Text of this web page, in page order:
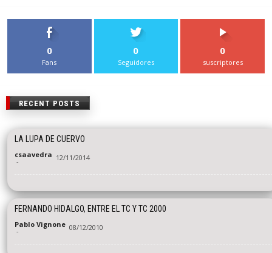
0
Fans
0
Seguidores
0
suscriptores
RECENT POSTS
LA LUPA DE CUERVO
csaavedra
- 12/11/2014
FERNANDO HIDALGO, ENTRE EL TC Y TC 2000
Pablo Vignone
- 08/12/2010